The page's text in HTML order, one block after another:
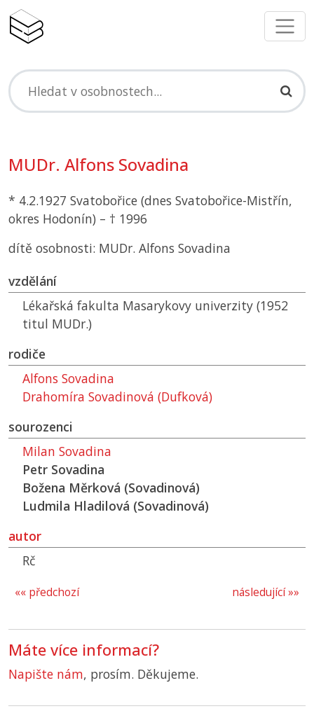
MUDr. Alfons Sovadina
* 4.2.1927 Svatobořice (dnes Svatobořice-Mistřín,
okres Hodonín) – † 1996
dítě osobnosti: MUDr. Alfons Sovadina
vzdělání
Lékařská fakulta Masarykovy univerzity (1952
titul MUDr.)
rodiče
Alfons Sovadina
Drahomíra Sovadinová (Dufková)
sourozenci
Milan Sovadina
Petr Sovadina
Božena Měrková (Sovadinová)
Ludmila Hladilová (Sovadinová)
autor
Rč
následující »»
«« předchozí
Máte více informací?
Napište nám, prosím. Děkujeme.